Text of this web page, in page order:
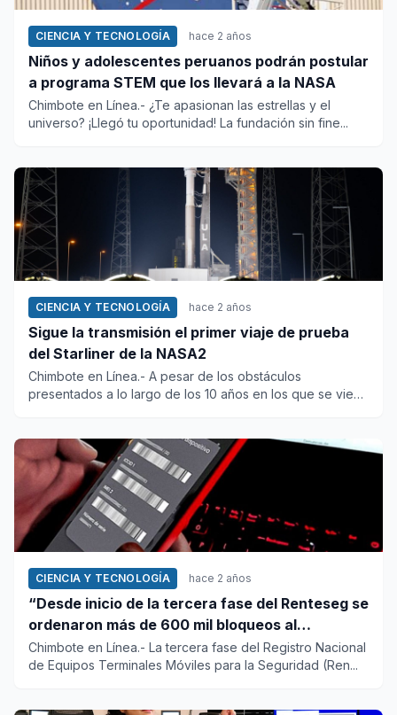
CIENCIA Y TECNOLOGÍA hace 2 años
Niños y adolescentes peruanos podrán postular
a programa STEM que los llevará a la NASA
Chimbote en Línea.- ¿Te apasionan las estrellas y el
universo? ¡Llegó tu oportunidad! La fundación sin fine...
CIENCIA Y TECNOLOGÍA hace 2 años
Sigue la transmisión el primer viaje de prueba
del Starliner de la NASA2
Chimbote en Línea.- A pesar de los obstáculos
presentados a lo largo de los 10 años en los que se viene
CIENCIA Y TECNOLOGÍA hace 2 años
“Desde inicio de la tercera fase del Renteseg se
ordenaron más de 600 mil bloqueos al
identificar IMEI clonados”
Chimbote en Línea.- La tercera fase del Registro Nacional
de Equipos Terminales Móviles para la Seguridad (Ren...